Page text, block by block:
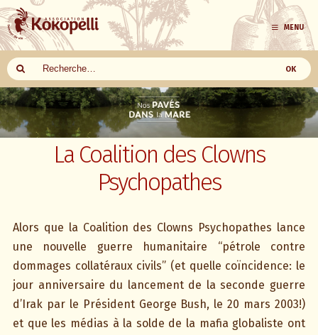
Aller
au
contenu
MENU
La Coalition des Clowns
Psychopathes
Alors que la Coalition des Clowns Psychopathes lance
une nouvelle guerre humanitaire “pétrole contre
dommages collatéraux civils” (et quelle coïncidence: le
jour anniversaire du lancement de la seconde guerre
d’Irak par le Président George Bush, le 20 mars 2003!)
et que les médias à la solde de la mafia globaliste ont